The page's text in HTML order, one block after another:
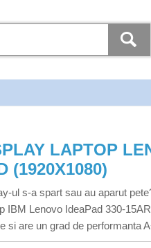
LAPTOP
(1920X1080)
ul s-a spart sau au aparut
IBM Lenovo IdeaPad 330-
si are un grad de performanta